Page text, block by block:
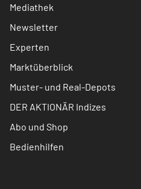
Mediathek
Newsletter
Experten
Marktüberblick
Muster- und Real-Depots
DER AKTIONÄR Indizes
Abo und Shop
Bedienhilfen